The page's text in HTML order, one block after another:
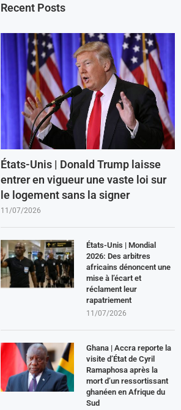
Recent Posts
États-Unis | Donald Trump laisse
entrer en vigueur une vaste loi sur
le logement sans la signer
11/07/2026
États-Unis | Mondial
2026: Des arbitres
africains dénoncent une
mise à l’écart et
réclament leur
rapatriement
11/07/2026
Ghana | Accra reporte la
visite d’État de Cyril
Ramaphosa après la
mort d’un ressortissant
ghanéen en Afrique du
Sud